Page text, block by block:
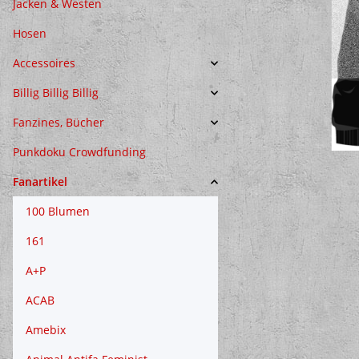
Jacken & Westen
Hosen
Accessoires
Billig Billig Billig
Fanzines, Bücher
Punkdoku Crowdfunding
Fanartikel
100 Blumen
161
A+P
ACAB
Amebix